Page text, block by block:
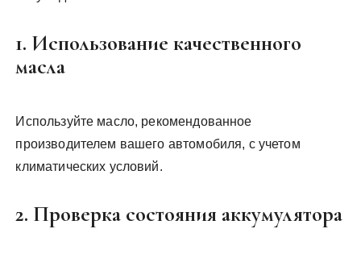
1. Использование качественного
масла
Используйте масло, рекомендованное
производителем вашего автомобиля, с учетом
климатических условий.
2. Проверка состояния аккумулятора